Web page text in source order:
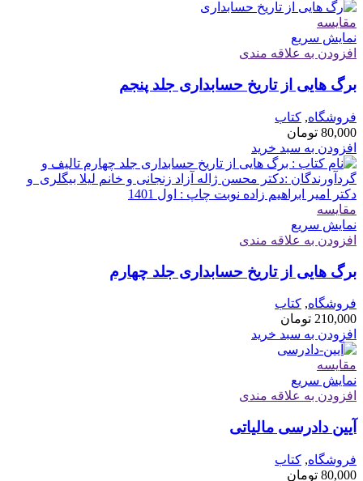
مقايسه
نمایش سریع
افزودن به علاقه مندی
برگ هایی از تاریخ حسابداری جلد پنجم
فروشگاه, کتاب
80,000 تومان
افزودن به سبد خرید
مقايسه
نمایش سریع
افزودن به علاقه مندی
برگ هایی از تاریخ حسابداری جلد چهارم
فروشگاه, کتاب
210,000 تومان
افزودن به سبد خرید
مقايسه
نمایش سریع
افزودن به علاقه مندی
آیین دادرسی مالیاتی
فروشگاه, کتاب
80,000 تومان